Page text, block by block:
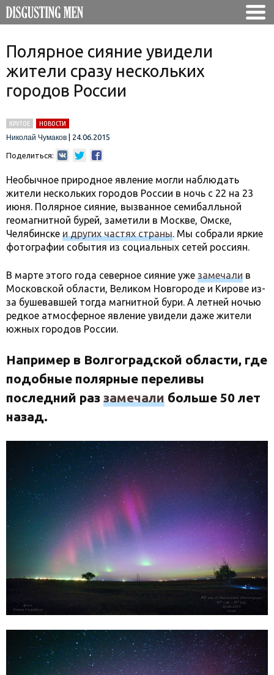
Полярное сияние увидели
жители сразу нескольких
городов России
КРУТОЕ
НОВОСТИ
Николай Чумаков
24.06.2015
Поделиться:
Необычное природное явление могли наблюдать
жители нескольких городов России в ночь с 22 на 23
июня. Полярное сияние, вызванное семибалльной
геомагнитной бурей, заметили в Москве, Омске,
Челябинске и других частях страны. Мы собрали яркие
фотографии события из социальных сетей россиян.
В марте этого года северное сияние уже замечали в
Московской области, Великом Новгороде и Кирове из-
за бушевавшей тогда магнитной бури. А летней ночью
редкое атмосферное явление увидели даже жители
южных городов России.
Например в Волгоградской области, где
подобные полярные переливы
последний раз замечали больше 50 лет
назад.